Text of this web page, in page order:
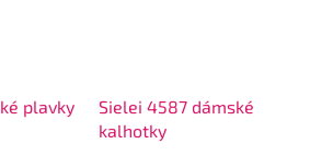
plavky
Sielei 4587 dámské
kalhotky